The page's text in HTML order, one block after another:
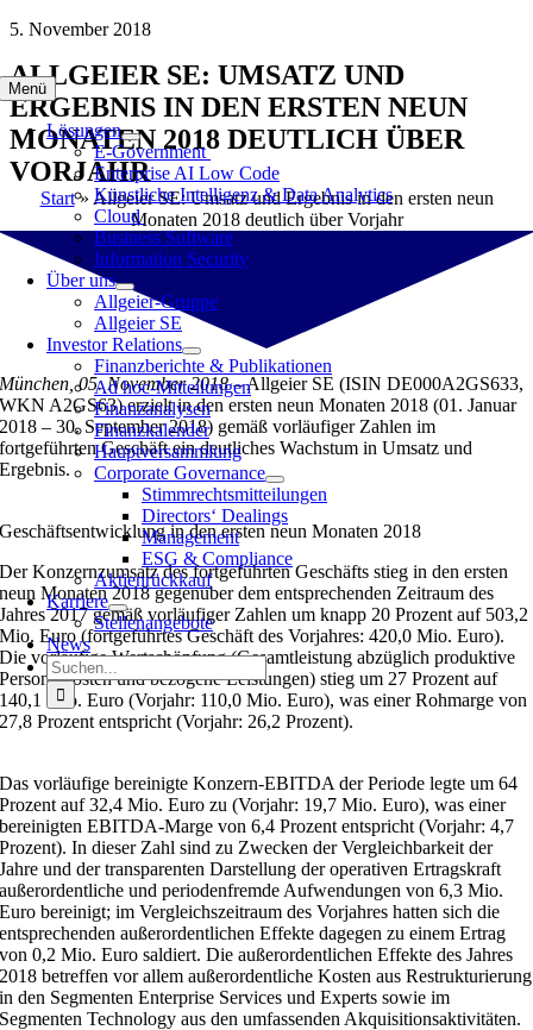
Zum
springen
Menü
Lösungen
E-Government
Enterprise AI Low Code
Künstliche Intelligenz & Data Analytics
Cloud
Business Software
Information Security
Über uns
Allgeier-Gruppe
Allgeier SE
Investor Relations
Finanzberichte & Publikationen
Ad hoc-Mitteilungen
Finanzanalysen
Finanzkalender
Hauptversammlung
Corporate Governance
Stimmrechtsmitteilungen
Directors‘ Dealings
Management
ESG & Compliance
Aktienrückkauf
Karriere
Stellenangebote
News
Suche
nach:
5. November 2018
ALLGEIER SE: UMSATZ UND
ERGEBNIS IN DEN ERSTEN NEUN
MONATEN 2018 DEUTLICH ÜBER
VORJAHR
Start» Allgeier SE: Umsatz und Ergebnis in den ersten neun
Monaten 2018 deutlich über Vorjahr
München, 05. November 2018 –Allgeier SE (ISIN DE000A2GS633,
WKN A2GS63) erzielt in den ersten neun Monaten 2018 (01. Januar
2018 – 30. September 2018) gemäß vorläufiger Zahlen im
fortgeführten Geschäft ein deutliches Wachstum in Umsatz und
Ergebnis.
Geschäftsentwicklung in den ersten neun Monaten 2018
Der Konzernzumsatz des fortgeführten Geschäfts stieg in den ersten
neun Monaten 2018 gegenüber dem entsprechenden Zeitraum des
Jahres 2017 gemäß vorläufiger Zahlen um knapp 20 Prozent auf 503,2
Mio. Euro (fortgeführtes Geschäft des Vorjahres: 420,0 Mio. Euro).
Die vorläufige Wertschöpfung (Gesamtleistung abzüglich produktive
Personalkosten und bezogene Leistungen) stieg um 27 Prozent auf
140,1 Mio. Euro (Vorjahr: 110,0 Mio. Euro), was einer Rohmarge von
27,8 Prozent entspricht (Vorjahr: 26,2 Prozent).
Das vorläufige bereinigte Konzern-EBITDA der Periode legte um 64
Prozent auf 32,4 Mio. Euro zu (Vorjahr: 19,7 Mio. Euro), was einer
bereinigten EBITDA-Marge von 6,4 Prozent entspricht (Vorjahr: 4,7
Prozent). In dieser Zahl sind zu Zwecken der Vergleichbarkeit der
Jahre und der transparenten Darstellung der operativen Ertragskraft
außerordentliche und periodenfremde Aufwendungen von 6,3 Mio.
Euro bereinigt; im Vergleichszeitraum des Vorjahres hatten sich die
entsprechenden außerordentlichen Effekte dagegen zu einem Ertrag
von 0,2 Mio. Euro saldiert. Die außerordentlichen Effekte des Jahres
2018 betreffen vor allem außerordentliche Kosten aus Restrukturierung
in den Segmenten Enterprise Services und Experts sowie im
Segmenten Technology aus den umfassenden Akquisitionsaktivitäten.